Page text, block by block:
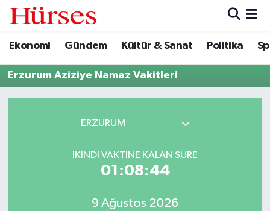
Ekonomi Gündem Kültür & Sanat Politika
Erzurum Aziziye Namaz Vakitleri
ERZURUM
İKINDI VAKTINE KALAN SÜRE
01:08:44
9 Ağustos 2026
Ekonomi
Gündem
Hava Durumu
Trafik Durumu
Tüm Manşetler
Son Dakika Haberleri